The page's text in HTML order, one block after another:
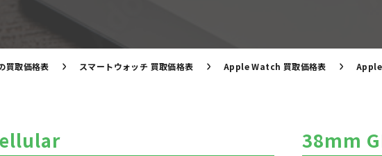
買取価格表 スマートウォッチ 買取価格表 Apple Watch 買取価格表
38mm